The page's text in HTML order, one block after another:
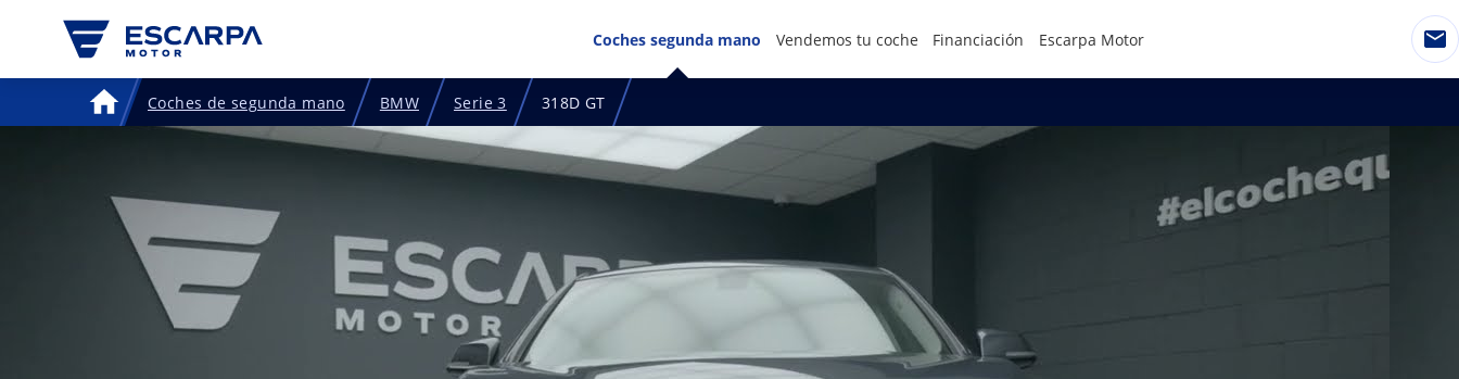
Coches segunda mano Vendemos tu coche Financiación Escarpa Motor
HomeCoches de segunda mano BMW Serie 3 318D GT